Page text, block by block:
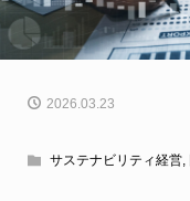
2026.03.23
サステナビリティ経営,